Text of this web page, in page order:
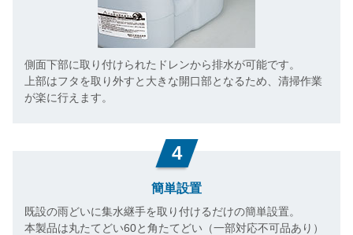
側面下部に取り付けられたドレンから排水が可能です。
上部はフタを取り外すと大きな開口部となるため、清掃作業
が楽に行えます。
4
簡単設置
既設の雨どいに集水継手を取り付けるだけの簡単設置。
本製品は丸たてどい60と角たてどい（一部対応不可品あり）